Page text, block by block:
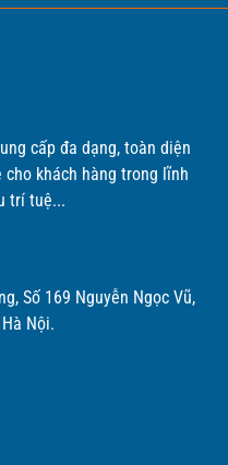
cấp đa dạng, toàn diện
khách hàng trong lĩnh
trí tuệ...
Số 169 Nguyễn Ngọc Vũ,
Nội.